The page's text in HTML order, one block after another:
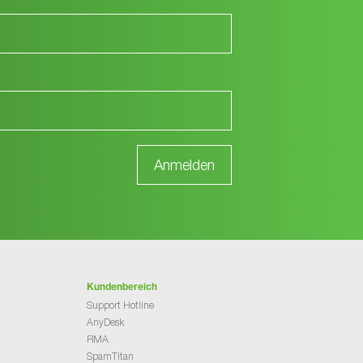
Kundenbereich
Support Hotline
AnyDesk
RMA
SpamTitan